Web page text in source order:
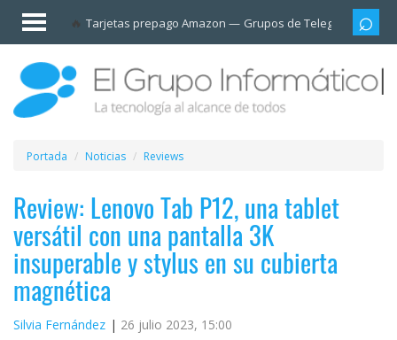
Tarjetas prepago Amazon Grupos de Telegram
Invitado
Iniciar
sesión /
Registrarse
Esenciales
Móviles
Ofertas
Apps
Redes
sociales
Portada Noticias Reviews
Review: Lenovo Tab P12, una tablet
versátil con una pantalla 3K
insuperable y stylus en su cubierta
magnética
Silvia Fernández 26 julio 2023, 15:00